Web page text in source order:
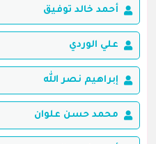
أحمد خالد توفيق
علي الوردي
إبراهيم نصر الله
محمد حسن علوان